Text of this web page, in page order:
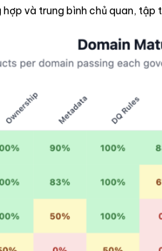
và trung bình chủ quan,